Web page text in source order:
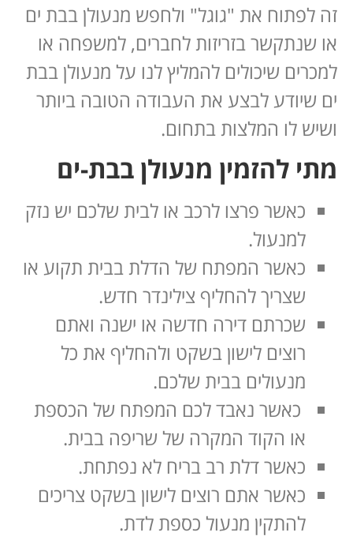
זה לפתוח את "גוגל" ולחפש מנעולן בבת ים
או שנתקשר בזריזות לחברים, למשפחה או
למכרים שיכולים להמליץ לנו על מנעולן בבת
ים שיודע לבצע את העבודה הטובה ביותר
ושיש לו המלצות בתחום.
מתי להזמין מנעולן בבת-ים
כאשר פרצו לרכב או לבית שלכם יש נזק
למנעול.
כאשר המפתח של הדלת בבית תקוע או
שצריך להחליף צילינדר חדש.
שכרתם דירה חדשה או ישנה ואתם
רוצים לישון בשקט ולהחליף את כל
מנעולים בבית שלכם.
כאשר נאבד לכם המפתח של הכספת
או הקוד המקרה של שריפה בבית.
כאשר דלת רב בריח לא נפתחת.
כאשר אתם רוצים לישון בשקט צריכים
להתקין מנעול כספת לדת.